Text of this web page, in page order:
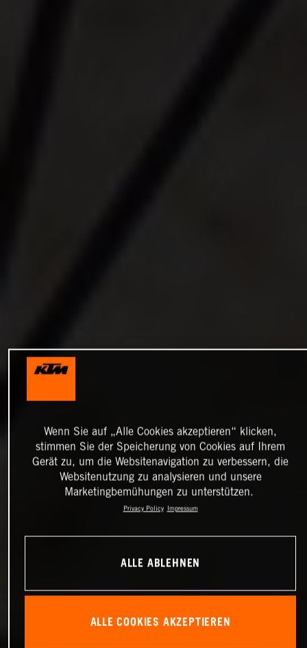
Wenn Sie auf „Alle Cookies akzeptieren“ klicken,
stimmen Sie der Speicherung von Cookies auf Ihrem
Gerät zu, um die Websitenavigation zu verbessern, die
Websitenutzung zu analysieren und unsere
Marketingbemühungen zu unterstützen.
Privacy Policy Impressum
ALLE ABLEHNEN
ALLE COOKIES AKZEPTIEREN